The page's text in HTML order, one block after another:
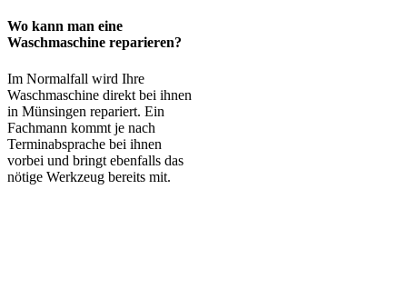
Wo kann man eine
Waschmaschine reparieren?
Im Normalfall wird Ihre
Waschmaschine direkt bei ihnen
in Münsingen repariert. Ein
Fachmann kommt je nach
Terminabsprache bei ihnen
vorbei und bringt ebenfalls das
nötige Werkzeug bereits mit.